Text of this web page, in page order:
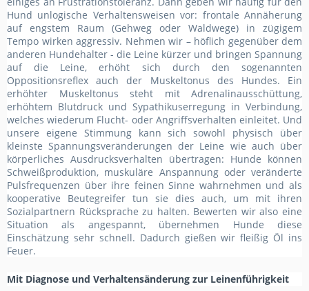
Hund unlogische Verhaltensweisen vor: frontale Annäherung
auf engstem Raum (Gehweg oder Waldwege) in zügigem
Tempo wirken aggressiv. Nehmen wir – höflich gegenüber dem
anderen Hundehalter - die Leine kürzer und bringen Spannung
auf die Leine, erhöht sich durch den sogenannten
Oppositionsreflex auch der Muskeltonus des Hundes. Ein
erhöhter Muskeltonus steht mit Adrenalinausschüttung,
erhöhtem Blutdruck und Sypathikuserregung in Verbindung,
welches wiederum Flucht- oder Angriffsverhalten einleitet. Und
unsere eigene Stimmung kann sich sowohl physisch über
kleinste Spannungsveränderungen der Leine wie auch über
körperliches Ausdrucksverhalten übertragen: Hunde können
Schweißproduktion, muskuläre Anspannung oder veränderte
Pulsfrequenzen über ihre feinen Sinne wahrnehmen und als
kooperative Beutegreifer tun sie dies auch, um mit ihren
Sozialpartnern Rücksprache zu halten. Bewerten wir also eine
Situation als angespannt, übernehmen Hunde diese
Einschätzung sehr schnell. Dadurch gießen wir fleißig Öl ins
Feuer.
Mit Diagnose und Verhaltensänderung zur Leinenführigkeit